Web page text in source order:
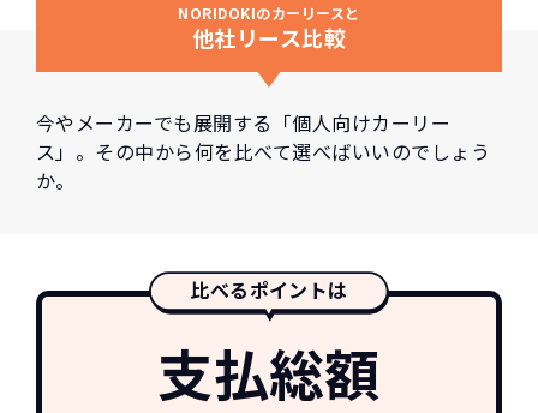
NORIDOKIのカーリースと
他社リース比較
今やメーカーでも展開する「個人向けカーリー
ス」。その中から何を比べて選べばいいのでしょう
か。
比べるポイントは
支払総額